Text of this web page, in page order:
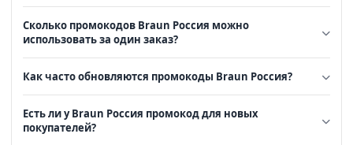
Сколько промокодов Braun Россия можно
использовать за один заказ?
Как часто обновляются промокоды Braun Россия?
Есть ли у Braun Россия промокод для новых
покупателей?